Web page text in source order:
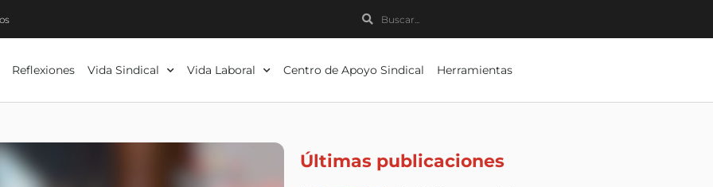
Buscar
Reflexiones Vida Sindical Vida Laboral Centro de Apoyo Sindical Herramientas
Últimas publicaciones